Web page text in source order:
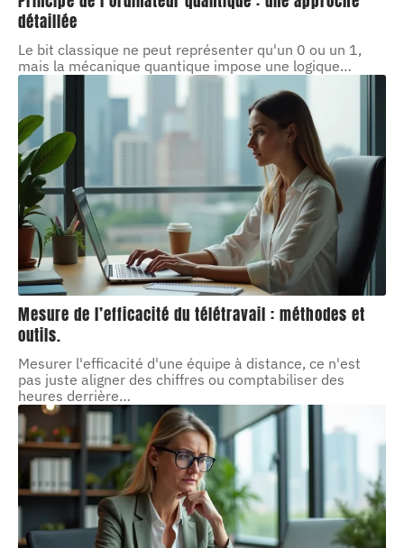
détaillée
Le bit classique ne peut représenter qu'un 0 ou un 1,
mais la mécanique quantique impose une logique…
Mesure de l’efficacité du télétravail : méthodes et
outils.
Mesurer l'efficacité d'une équipe à distance, ce n'est
pas juste aligner des chiffres ou comptabiliser des
heures derrière…